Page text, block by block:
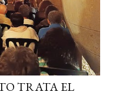
TRATA EL